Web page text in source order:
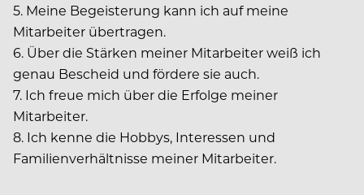
5. Meine Begeisterung kann ich auf meine
Mitarbeiter übertragen.
6. Über die Stärken meiner Mitarbeiter weiß ich
genau Bescheid und fördere sie auch.
7. Ich freue mich über die Erfolge meiner
Mitarbeiter.
8. Ich kenne die Hobbys, Interessen und
Familienverhältnisse meiner Mitarbeiter.